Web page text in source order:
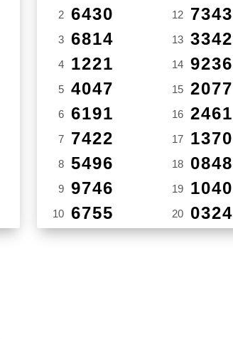
2 6430
3 6814
4 1221
5 4047
6 6191
7 7422
8 5496
9 9746
10 6755
12 7343
13 3342
14 9236
15 2077
16 2461
17 1370
18 0848
19 1040
20 0324